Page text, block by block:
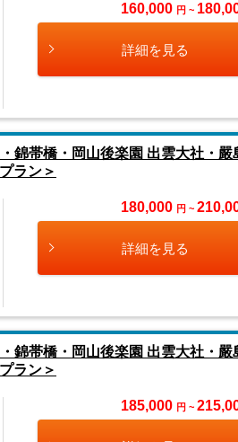
160,000 円 ~
詳細を見る
錦帯橋・岡山後楽園 出雲大社・嚴
ラン＞
180,000 円 ~
詳細を見る
錦帯橋・岡山後楽園 出雲大社・嚴
ラン＞
185,000 円 ~